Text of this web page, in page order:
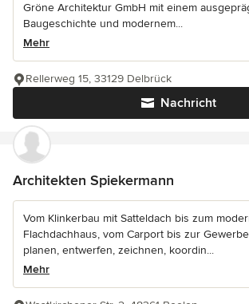
Gröne Architektur GmbH mit einem
Baugeschichte und modernem...
Mehr
Nachricht
Rellerweg 15, 33129 Delbrück
Architekten Spiekermann
Vom Klinkerbau mit Satteldach bis zum
Flachdachhaus, vom Carport bis zur
planen, entwerfen, zeichnen, koordin...
Mehr